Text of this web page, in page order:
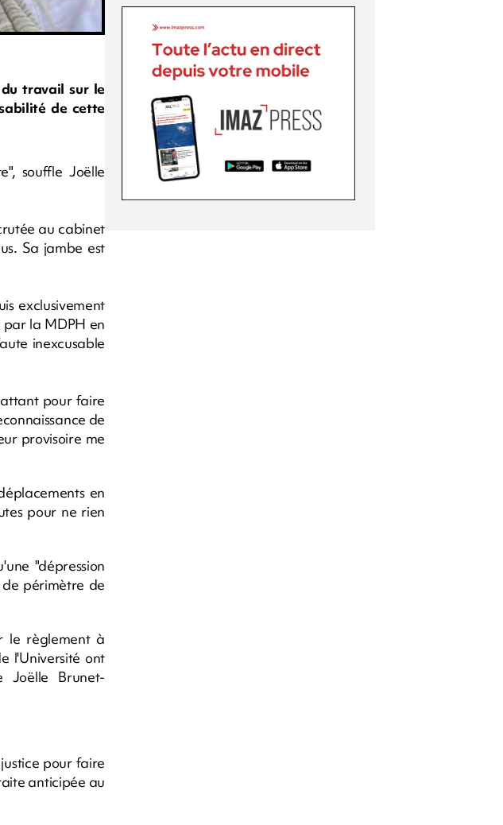
travail sur le
de cette
souffle Joëlle
au cabinet
Sa jambe est
exclusivement
la MDPH en
inexcusable
pour faire
de
provisoire me
en
pour ne rien
"dépression
de périmètre de
le règlement à
l'Université ont
Joëlle Brunet-
pour faire
anticipée au